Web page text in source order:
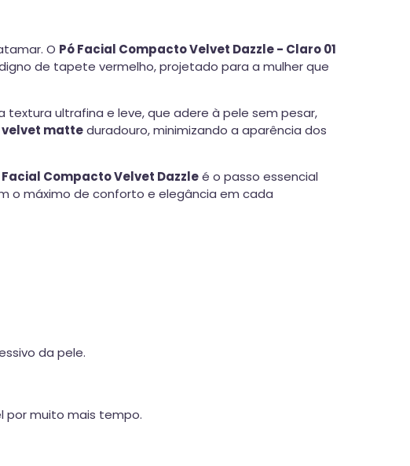
O Pó Facial Compacto Velvet Dazzle - Claro 01
de tapete vermelho, projetado para a mulher que
ultrafina e leve, que adere à pele sem pesar,
velvet matteduradouro, minimizando a aparência dos
Facial Compacto Velvet Dazzleé o passo essencial
o máximo de conforto e elegância em cada
da pele.
por muito mais tempo.